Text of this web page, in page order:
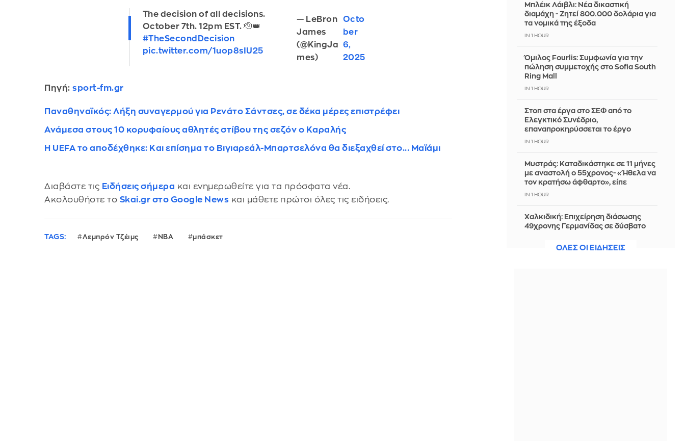
The decision of all decisions.
October 7th. 12pm EST. 🫡👑
#TheSecondDecision
pic.twitter.com/1uop8sIU25
— LeBron
James
(@KingJa
mes)
Octo
ber
6,
2025
Πηγή: sport-fm.gr
Παναθηναϊκός: Λήξη συναγερμού για Ρενάτο Σάντσες, σε δέκα μέρες επιστρέφει
Ανάμεσα στους 10 κορυφαίους αθλητές στίβου της σεζόν ο Καραλής
Η UEFA το αποδέχθηκε: Και επίσημα το Βιγιαρεάλ-Μπαρτσελόνα θα διεξαχθεί στο... Μαϊάμι
Διαβάστε τις Ειδήσεις σήμερα και ενημερωθείτε για τα πρόσφατα νέα.
Ακολουθήστε το Skai.gr στο Google News και μάθετε πρώτοι όλες τις ειδήσεις.
TAGS: Λεμπρόν Τζέιμς NBA μπάσκετ
Μπλέικ Λάιβλι: Νέα δικαστική
διαμάχη - Ζητεί 800.000 δολάρια για
τα νομικά της έξοδα
IN 1 HOUR
Όμιλος Fourlis: Συμφωνία για την
πώληση συμμετοχής στο Sofia South
Ring Mall
IN 1 HOUR
Στοπ στα έργα στο ΣΕΦ από το
Ελεγκτικό Συνέδριο,
επαναπροκηρύσσεται το έργο
IN 1 HOUR
Μυστράς: Καταδικάστηκε σε 11 μήνες
με αναστολή ο 55χρονος- «Ήθελα να
τον κρατήσω άφθαρτο», είπε
IN 1 HOUR
Χαλκιδική: Επιχείρηση διάσωσης
49χρονης Γερμανίδας σε δύσβατο
ΟΛΕΣ ΟΙ ΕΙΔΗΣΕΙΣ